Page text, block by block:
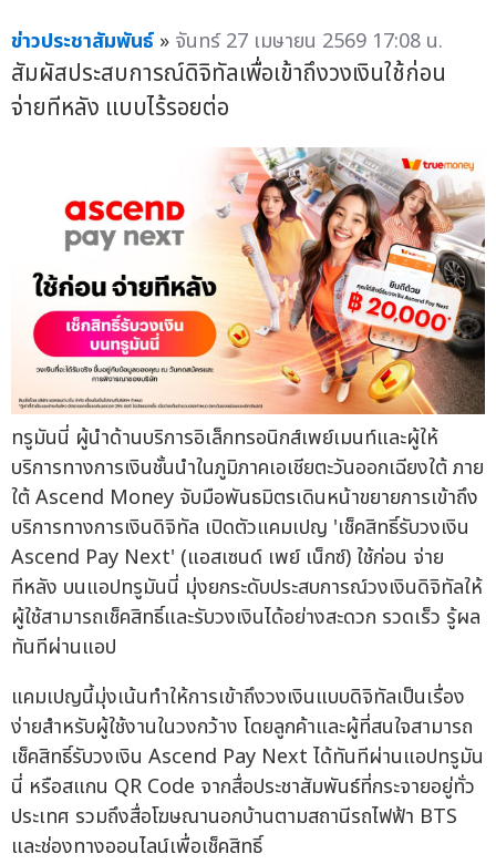
ข่าวประชาสัมพันธ์ » จันทร์ 27 เมษายน 2569 17:08 น.
สัมผัสประสบการณ์ดิจิทัลเพื่อเข้าถึงวงเงินใช้ก่อน
จ่ายทีหลัง แบบไร้รอยต่อ
ทรูมันนี่ ผู้นำด้านบริการอิเล็กทรอนิกส์เพย์เมนท์และผู้ให้
บริการทางการเงินชั้นนำในภูมิภาคเอเชียตะวันออกเฉียงใต้ ภาย
ใต้ Ascend Money จับมือพันธมิตรเดินหน้าขยายการเข้าถึง
บริการทางการเงินดิจิทัล เปิดตัวแคมเปญ 'เช็คสิทธิ์รับวงเงิน
Ascend Pay Next' (แอสเซนด์ เพย์ เน็กซ์) ใช้ก่อน จ่าย
ทีหลัง บนแอปทรูมันนี่ มุ่งยกระดับประสบการณ์วงเงินดิจิทัลให้
ผู้ใช้สามารถเช็คสิทธิ์และรับวงเงินได้อย่างสะดวก รวดเร็ว รู้ผล
ทันทีผ่านแอป
แคมเปญนี้มุ่งเน้นทำให้การเข้าถึงวงเงินแบบดิจิทัลเป็นเรื่อง
ง่ายสำหรับผู้ใช้งานในวงกว้าง โดยลูกค้าและผู้ที่สนใจสามารถ
เช็คสิทธิ์รับวงเงิน Ascend Pay Next ได้ทันทีผ่านแอปทรูมัน
นี่ หรือสแกน QR Code จากสื่อประชาสัมพันธ์ที่กระจายอยู่ทั่ว
ประเทศ รวมถึงสื่อโฆษณานอกบ้านตามสถานีรถไฟฟ้า BTS
และช่องทางออนไลน์เพื่อเช็คสิทธิ์